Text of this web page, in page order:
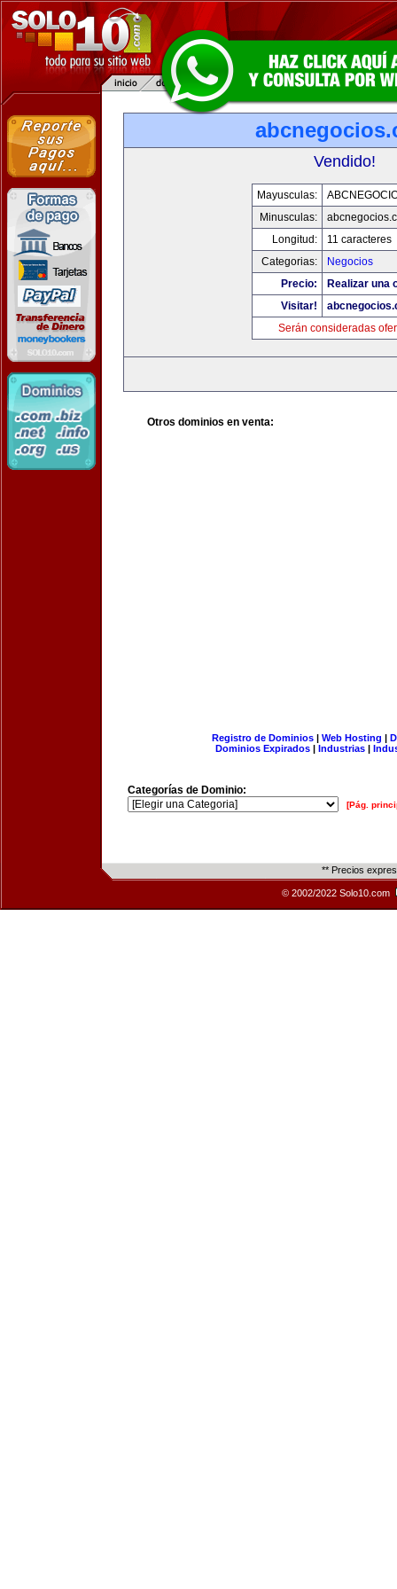
Vendido!
Mayusculas:
Minusculas:
Longitud:
11 caracteres
Categorias:
Negocios
Precio:
Realizar una
Visitar!
Serán consideradas
Otros dominios en venta:
Registro de Dominios| Web Hosting |
Dominios Expirados | Industrias |
Categorías de Dominio:
[Pág.
** Precios
© 2002/2022 Solo10.com